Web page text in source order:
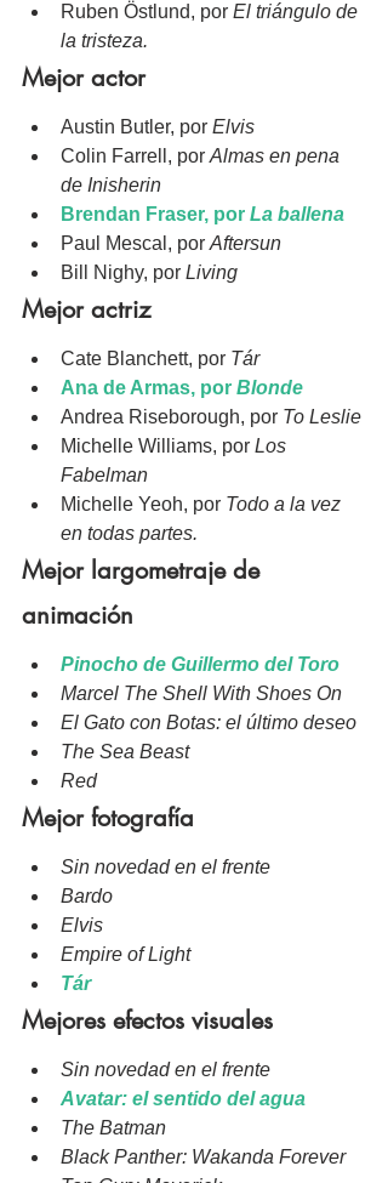
Ruben Östlund, por El triángulo de
la tristeza.
Mejor actor
Austin Butler, por Elvis
Colin Farrell, por Almas en pena
de Inisherin
Brendan Fraser, por La ballena
Paul Mescal, por Aftersun
Bill Nighy, por Living
Mejor actriz
Cate Blanchett, por Tár
Ana de Armas, por Blonde
Andrea Riseborough, por To Leslie
Michelle Williams, por Los
Fabelman
Michelle Yeoh, por Todo a la vez
en todas partes.
Mejor largometraje de
animación
Pinocho de Guillermo del Toro
Marcel The Shell With Shoes On
El Gato con Botas: el último deseo
The Sea Beast
Red
Mejor fotografía
Sin novedad en el frente
Bardo
Elvis
Empire of Light
Tár
Mejores efectos visuales
Sin novedad en el frente
Avatar: el sentido del agua
The Batman
Black Panther: Wakanda Forever